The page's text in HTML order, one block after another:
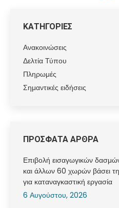
ΚΑΤΗΓΟΡΙΕΣ
Ανακοινώσεις
Δελτία Τύπου
Πληρωμές
Σημαντικές ειδήσεις
ΠΡΟΣΦΑΤΑ ΑΡΘΡΑ
Επιβολή εισαγωγικών
και άλλων 60 χωρών βάσει
για καταναγκαστική εργασία
6 Αυγούστου, 2026